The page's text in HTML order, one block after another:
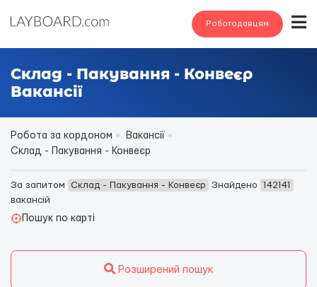
Роботодавцям
Склад - Пакування - Конвеєр
Вакансії
Робота за кордоном
Вакансії
Склад - Пакування - Конвеєр
За запитом Склад - Пакування - Конвеєр Знайдено
142141
вакансій
Пошук по карті
Розширений пошук